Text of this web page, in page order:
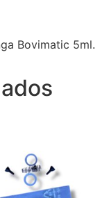
Bovimatic 5ml.